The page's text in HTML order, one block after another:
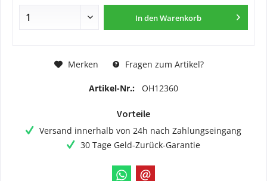
In denWarenkorb
Merken Fragen zum Artikel?
Artikel-Nr.: OH12360
Vorteile
Versand innerhalb von 24h nach Zahlungseingang
30 Tage Geld-Zurück-Garantie